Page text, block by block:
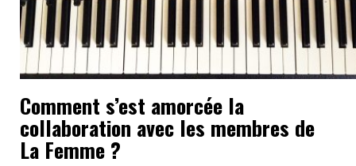
Comment s’est amorcée la
collaboration avec les membres de
La Femme ?